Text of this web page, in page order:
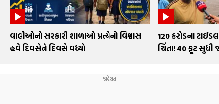
વાલીઓનો સરકારી શાળાઓ પ્રત્યેનો વિશ્વાસ
હવે દિવસેને દિવસે વધ્યો
₹120 કરોડના
ચિંતા! 40 ફૂટ સુધી